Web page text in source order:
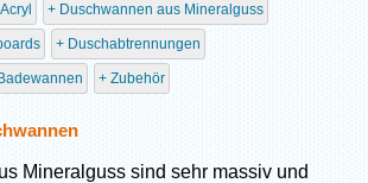
Duschwannen aus Mineralguss
Duschabtrennungen
Zubehör
Mineralguss sind sehr massiv und